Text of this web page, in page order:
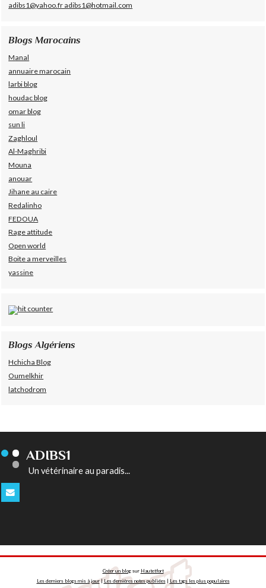
adibs1@yahoo.fr adibs1@hotmail.com
Blogs Marocains
Manal
annuaire marocain
larbi blog
houdac blog
omar blog
sun li
Zaghloul
Al-Maghribi
Mouna
anouar
Jihane au caire
Redalinho
FEDOUA
Rage attitude
Open world
Boite a merveilles
yassine
Blogs Algériens
Hchicha Blog
Oumelkhir
latchodrom
ADIBS1
Un vétérinaire au paradis...
Créer un blogsur Hautetfort
Les derniers blogs mis à jour|Les dernières notes publiées| Les tags les plus populaires